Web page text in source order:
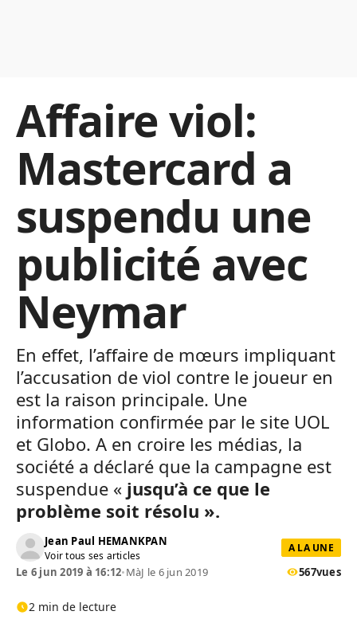
Affaire viol:
Mastercard a
suspendu une
publicité avec
Neymar
En effet, l’affaire de mœurs impliquant
l’accusation de viol contre le joueur en
est la raison principale. Une
information confirmée par le site UOL
et Globo. A en croire les médias, la
société a déclaré que la campagne est
suspendue « jusqu’à ce que le
problème soit résolu ».
Jean Paul HEMANKPAN
Voir tous ses articles
A LA UNE
Le 6 jun 2019 à 16:12•MàJ le 6 jun 2019 567vues
2 min de lecture